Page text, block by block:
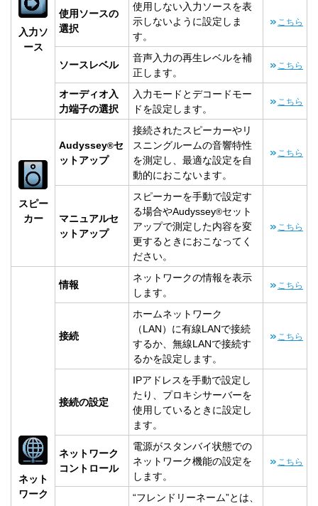
入力ソ
ース
使用ソースの
選択
使用しない入力ソースを表
示しないように設定しま
す。
こちら
ソースレベル
音声入力の再生レベルを補
正します。
こちら
オーディオ入
力端子の選択
入力モードとデコードモー
ドを設定します。
こちら
スピー
カー
Audyssey®セ
ットアップ
接続されたスピーカーやリ
スニングルームの音響特性
を測定し、最適な設定を自
動的におこないます。
こちら
マニュアルセ
ットアップ
スピーカーを手動で設定す
る場合やAudyssey®セット
アップで測定した内容を変
更するときにおこなってく
ださい。
こちら
ネット
ワーク
情報
ネットワークの情報を表示
します。
こちら
接続
ホームネットワーク
（LAN）に有線LANで接続
するか、無線LANで接続す
るかを設定します。
こちら
接続の設定
IPアドレスを手動で設定し
たり、プロキシサーバーを
使用しているときに設定し
ます。
ネットワーク
コントロール
電源がスタンバイ状態での
ネットワーク機能の設定を
します。
こちら
“フレンドリーネーム”とは、